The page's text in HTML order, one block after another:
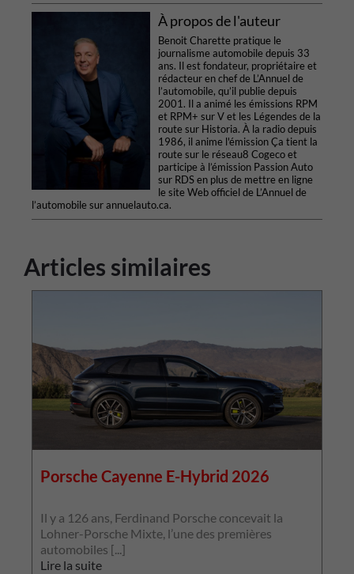
À propos de l'auteur
Benoit Charette pratique le
journalisme automobile depuis 33
ans. Il est fondateur, propriétaire et
rédacteur en chef de L’Annuel de
l’automobile, qu’il publie depuis
2001. Il a animé les émissions RPM
et RPM+ sur V et les Légendes de la
route sur Historia. À la radio depuis
1986, il anime l'émission Ça tient la
route sur le réseau8 Cogeco et
participe à l’émission Passion Auto
sur RDS en plus de mettre en ligne
le site Web officiel de L’Annuel de
l’automobile sur annuelauto.ca.
Articles similaires
Porsche Cayenne E-Hybrid 2026
Il y a 126 ans, Ferdinand Porsche concevait la
Lohner-Porsche Mixte, l’une des premières
automobiles [...]
Lire la suite